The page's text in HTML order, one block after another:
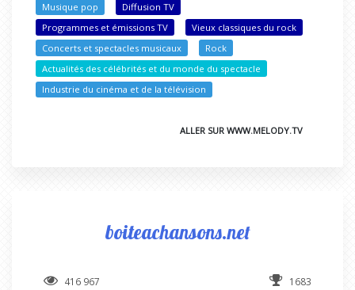
Musique pop
Diffusion TV
Programmes et émissions TV
Vieux classiques du rock
Concerts et spectacles musicaux
Rock
Actualités des célébrités et du monde du spectacle
Industrie du cinéma et de la télévision
ALLER SUR WWW.MELODY.TV
boiteachansons.net
416 967 1683